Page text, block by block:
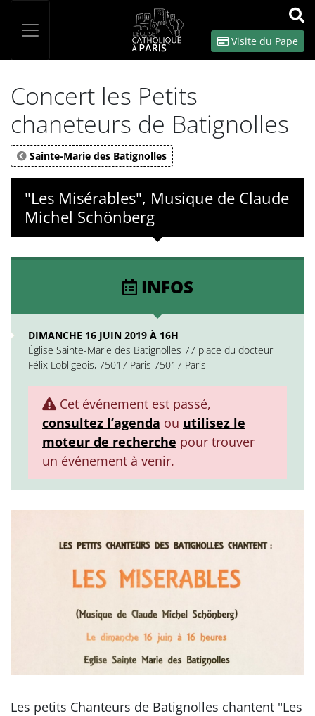
OK
Visite du Pape
Concert les Petits
chaneteurs de Batignolles
Sainte-Marie des Batignolles
"Les Misérables", Musique de Claude
Michel Schönberg
INFOS
DIMANCHE 16 JUIN 2019 À 16H
Église Sainte-Marie des Batignolles 77 place du docteur
Félix Lobligeois, 75017 Paris 75017 Paris
Cet événement est passé,
consultez l’agenda ou utilisez le
moteur de recherche pour trouver
un événement à venir.
Les petits Chanteurs de Batignolles chantent "Les
Panneau de gestion des cookies